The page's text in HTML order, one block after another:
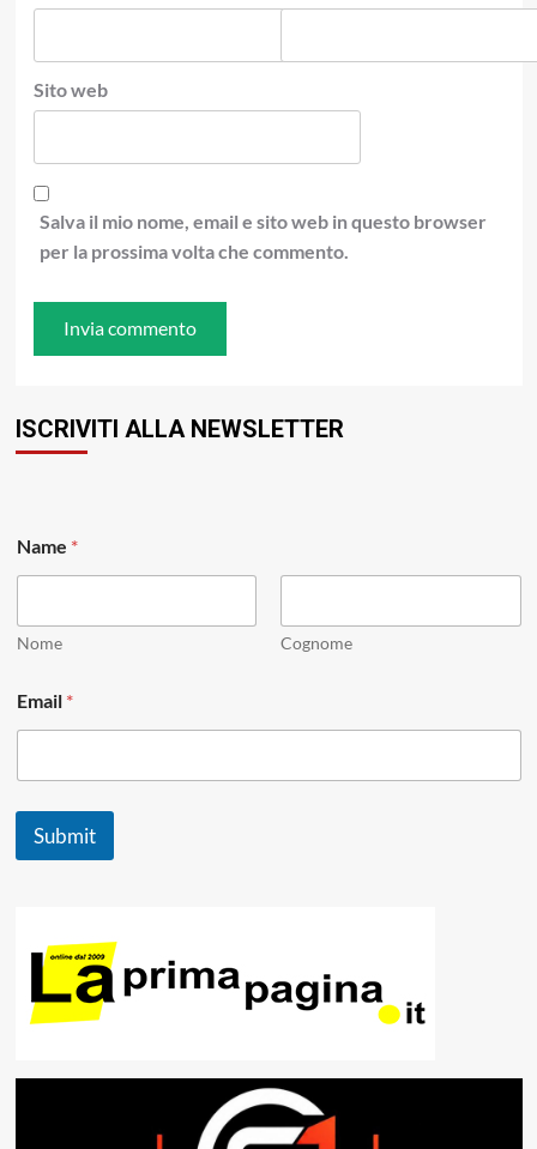
Sito web
Salva il mio nome, email e sito web in questo browser
per la prossima volta che commento.
ISCRIVITI ALLA NEWSLETTER
Name *
Nome Cognome
a
m
N
m
N
Email *
Submit